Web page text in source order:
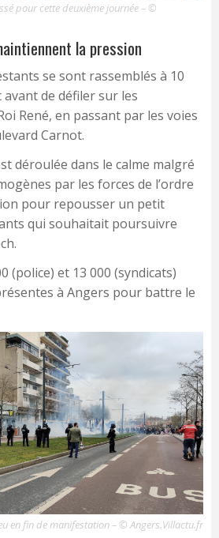
pour cette deuxième journée – ©
la pression
se sont rassemblés à 10
avant de défiler sur les
René, en passant par les voies
Carnot.
déroulée dans le calme malgré
par les forces de l’ordre
pour repousser un petit
qui souhaitait poursuivre
(police) et 13 000 (syndicats)
à Angers pour battre le
en fin de manifestation – © Angers.Villactu.fr